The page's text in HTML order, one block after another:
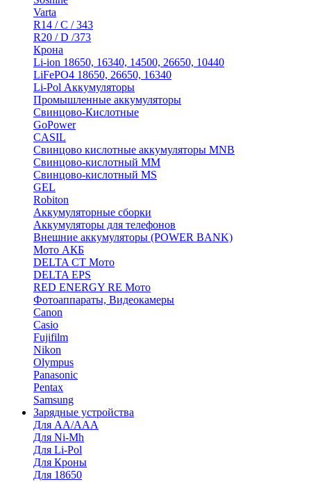
Varta
R14 / C / 343
R20 / D /373
Крона
Li-ion 18650, 16340, 14500, 26650, 10440
LiFePO4 18650, 26650, 16340
Li-Pol Аккумуляторы
Промышленные аккумуляторы
Свинцово-Кислотные
GoPower
CASIL
Свинцово кислотные аккумуляторы MNB
Cвинцово-кислотный MM
Cвинцово-кислотный MS
GEL
Robiton
Аккумуляторные сборки
Аккумуляторы для телефонов
Внешние аккумуляторы (POWER BANK)
Мото АКБ
DELTA CT Мото
DELTA EPS
RED ENERGY RE Мото
Фотоаппараты, Видеокамеры
Canon
Casio
Fujifilm
Nikon
Olympus
Panasonic
Pentax
Samsung
Зарядные устройства
Для AA/AAA
Для Ni-Mh
Для Li-Pol
Для Кроны
Для 18650